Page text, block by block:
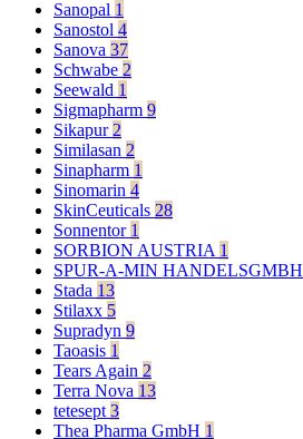
Sanopal 1
Sanostol 4
Sanova 37
Schwabe 2
Seewald 1
Sigmapharm 9
Sikapur 2
Similasan 2
Sinapharm 1
Sinomarin 4
SkinCeuticals 28
Sonnentor 1
SORBION AUSTRIA 1
SPUR-A-MIN HANDELSGMBH
Stada 13
Stilaxx 5
Supradyn 9
Taoasis 1
Tears Again 2
Terra Nova 13
tetesept 3
Thea Pharma GmbH 1